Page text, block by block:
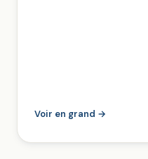
Voir en grand →